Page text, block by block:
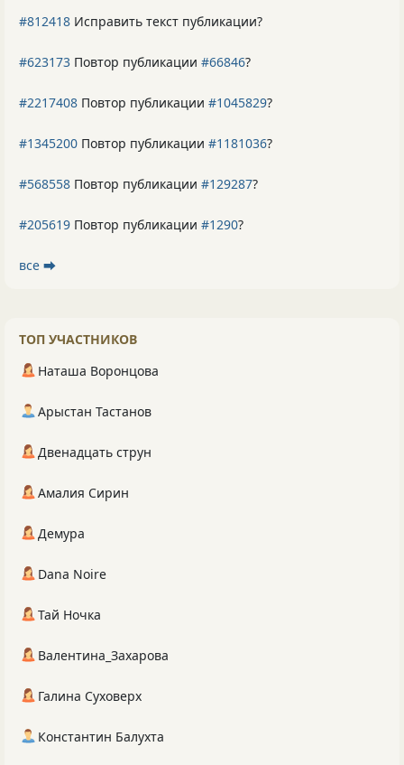
#812418 Исправить текст публикации?
#623173 Повтор публикации #66846?
#2217408 Повтор публикации #1045829?
#1345200 Повтор публикации #1181036?
#568558 Повтор публикации #129287?
#205619 Повтор публикации #1290?
все ⮕
ТОП УЧАСТНИКОВ
Наташа Воронцова
Арыстан Тастанов
Двенадцать струн
Амалия Сирин
Демура
Dana Noire
Тай Ночка
Валентина_Захарова
Галина Суховерх
Константин Балухта